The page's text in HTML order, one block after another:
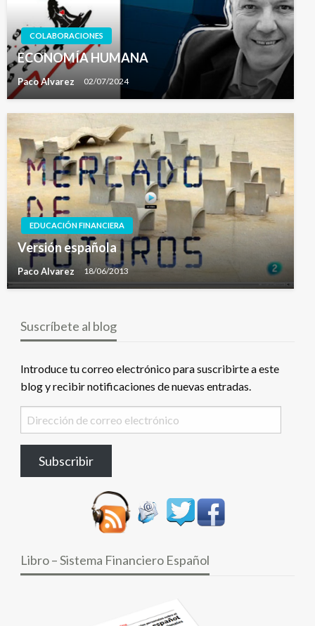
COLABORACIONES
ECONOMÍA HUMANA
Paco Alvarez 02/07/2024
EDUCACIÓN FINANCIERA
Versión española
Paco Alvarez 18/06/2013
Suscríbete al blog
Introduce tu correo electrónico para suscribirte a este
blog y recibir notificaciones de nuevas entradas.
Dirección
de
electrónico
Subscribir
Libro – Sistema Financiero Español